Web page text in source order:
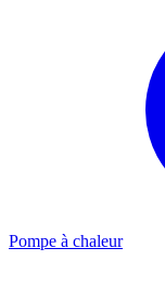
Pompe à chaleur